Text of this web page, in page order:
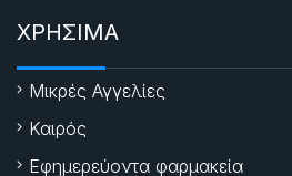
ΧΡΗΣΙΜΑ
Μικρές Αγγελίες
Καιρός
Εφημερεύοντα φαρμακεία